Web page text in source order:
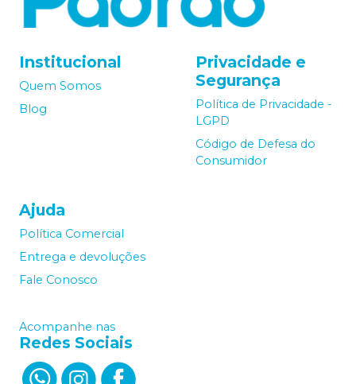
Institucional
Quem Somos
Blog
Privacidade e
Segurança
Política de Privacidade -
LGPD
Código de Defesa do
Consumidor
Ajuda
Política Comercial
Entrega e devoluções
Fale Conosco
Acompanhe nas
Redes Sociais